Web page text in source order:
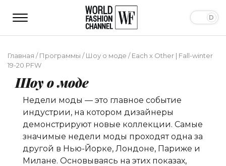
Главная /Программы /Шоу о моде /Each x Other | Fall-winter
19-20 PFW
Шоу о моде
Недели моды — это главное событие
индустрии, на котором дизайнеры
демонстрируют новые коллекции. Самые
значимые недели моды проходят одна за
другой в Нью-Йорке, Лондоне, Париже и
Милане. Основываясь на этих показах,